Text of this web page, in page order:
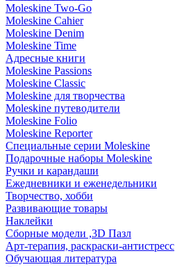
Moleskine Two-Go
Moleskine Cahier
Moleskine Denim
Moleskine Time
Адресные книги
Moleskine Passions
Moleskine Classic
Moleskine для творчества
Moleskine путеводители
Moleskine Folio
Moleskine Reporter
Специальные серии Moleskine
Подарочные наборы Moleskine
Ручки и карандаши
Ежедневники и еженедельники
Творчество, хобби
Развивающие товары
Наклейки
Сборные модели ,3D Пазл
Арт-терапия, раскраски-антистресс
Обучающая литература